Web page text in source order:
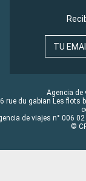
TU
Agencia de
rue du gabian Les flots
de viajes n° 006
©